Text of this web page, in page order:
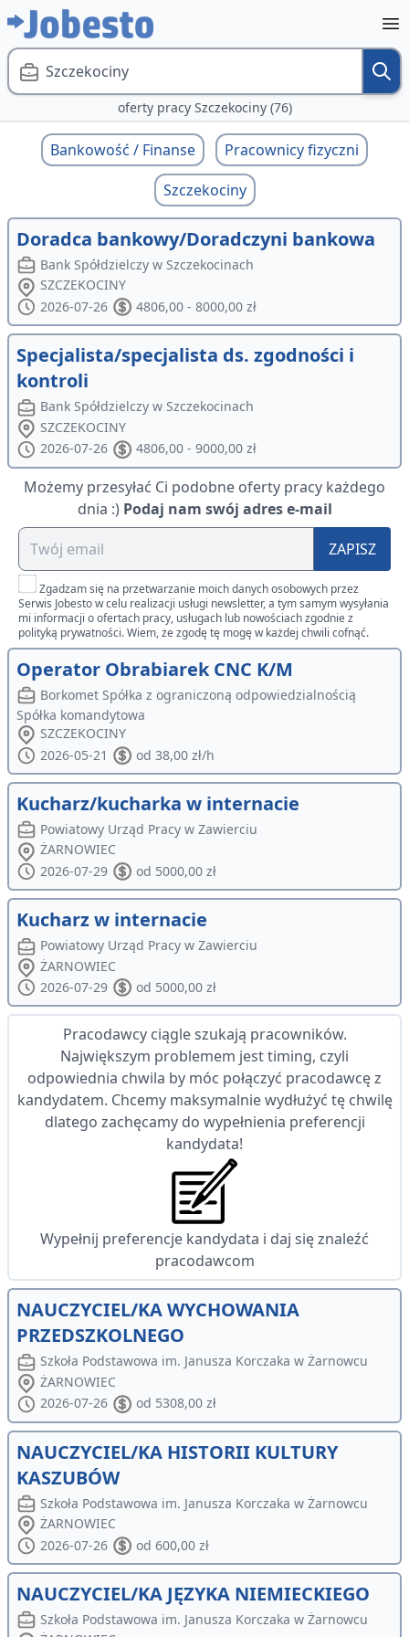
Szczekociny
oferty pracy Szczekociny (76)
Bankowość / Finanse
Pracownicy fizyczni
Szczekociny
Doradca bankowy/Doradczyni bankowa
Bank Spółdzielczy w Szczekocinach
SZCZEKOCINY
2026-07-26
4806,00 - 8000,00 zł
Specjalista/specjalista ds. zgodności i
kontroli
Bank Spółdzielczy w Szczekocinach
SZCZEKOCINY
2026-07-26
4806,00 - 9000,00 zł
Możemy przesyłać Ci podobne oferty pracy każdego
dnia :) Podaj nam swój adres e-mail
ZAPISZ
Zgadzam się na przetwarzanie moich danych osobowych przez
Serwis Jobesto w celu realizacji usługi newsletter, a tym samym wysyłania
mi informacji o ofertach pracy, usługach lub nowościach zgodnie z
polityką prywatności. Wiem, że zgodę tę mogę w każdej chwili cofnąć.
Operator Obrabiarek CNC K/M
Borkomet Spółka z ograniczoną odpowiedzialnością
Spółka komandytowa
SZCZEKOCINY
2026-05-21
od 38,00 zł/h
Kucharz/kucharka w internacie
Powiatowy Urząd Pracy w Zawierciu
ŻARNOWIEC
2026-07-29
od 5000,00 zł
Kucharz w internacie
Powiatowy Urząd Pracy w Zawierciu
ŻARNOWIEC
2026-07-29
od 5000,00 zł
Pracodawcy ciągle szukają pracowników.
Największym problemem jest timing, czyli
odpowiednia chwila by móc połączyć pracodawcę z
kandydatem. Chcemy maksymalnie wydłużyć tę chwilę
dlatego zachęcamy do wypełnienia preferencji
kandydata!
Wypełnij preferencje kandydata i daj się znaleźć
pracodawcom
NAUCZYCIEL/KA WYCHOWANIA
PRZEDSZKOLNEGO
Szkoła Podstawowa im. Janusza Korczaka w Żarnowcu
ŻARNOWIEC
2026-07-26
od 5308,00 zł
NAUCZYCIEL/KA HISTORII KULTURY
KASZUBÓW
Szkoła Podstawowa im. Janusza Korczaka w Żarnowcu
ŻARNOWIEC
2026-07-26
od 600,00 zł
NAUCZYCIEL/KA JĘZYKA NIEMIECKIEGO
Szkoła Podstawowa im. Janusza Korczaka w Żarnowcu